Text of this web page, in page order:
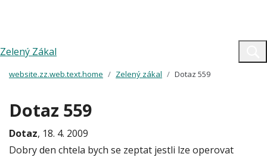
Zelený Zákal
website.zz.web.text.home Zelený zákal Dotaz 559
Dotaz 559
Dotaz, 18. 4. 2009
Dobry den chtela bych se zeptat jestli lze operovat